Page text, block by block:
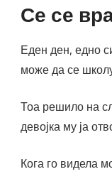
Се се
Еден ден, едно
може да се
Тоа решило на
девојка му ја
Кога го видела